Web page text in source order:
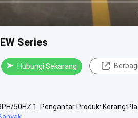
Series
Hubungi Sekarang Berbagi
50HZ 1. Pengantar Produk: